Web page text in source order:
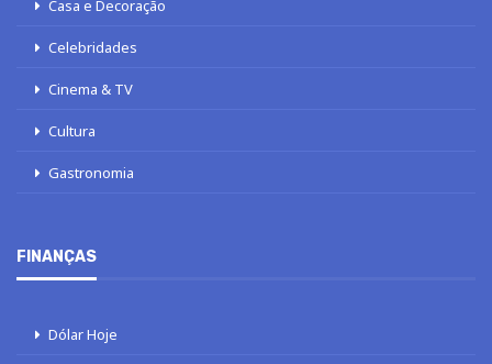
Casa e Decoração
Celebridades
Cinema & TV
Cultura
Gastronomia
FINANÇAS
Dólar Hoje